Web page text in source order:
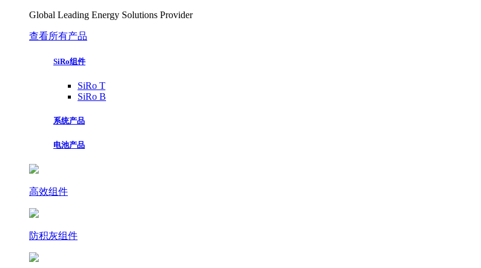
Global Leading Energy Solutions Provider
查看所有产品
SiRo组件
SiRo T
SiRo B
系统产品
电池产品
高效组件
防积灰组件